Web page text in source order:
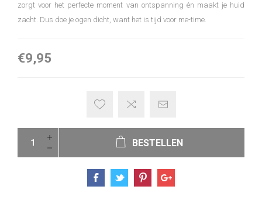
zorgt voor het perfecte moment van ontspanning én maakt je huid
zacht. Dus doe je ogen dicht, want het is tijd voor me-time.
€9,95
BESTELLEN